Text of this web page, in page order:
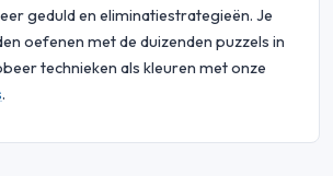
geduld en eliminatiestrategieën. Je
oefenen met de duizenden puzzels in
technieken als kleuren met onze
.